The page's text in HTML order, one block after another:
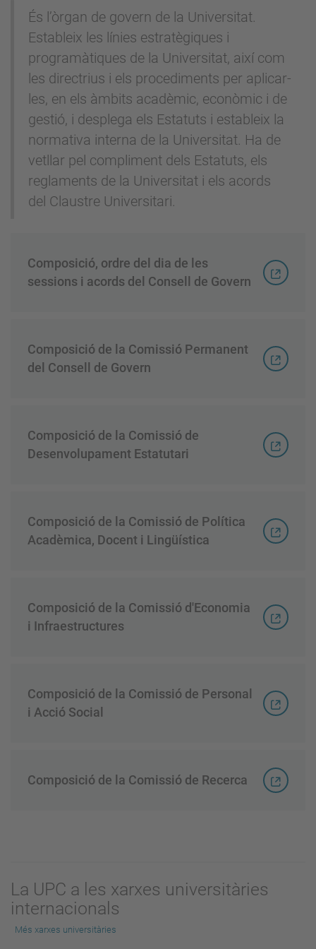
És l’òrgan de govern de la Universitat.
Estableix les línies estratègiques i
programàtiques de la Universitat, així com
les directrius i els procediments per aplicar-
les, en els àmbits acadèmic, econòmic i de
gestió, i desplega els Estatuts i estableix la
normativa interna de la Universitat. Ha de
vetllar pel compliment dels Estatuts, els
reglaments de la Universitat i els acords
del Claustre Universitari.
Composició, ordre del dia de les
sessions i acords del Consell de Govern
Composició de la Comissió Permanent
del Consell de Govern
Composició de la Comissió de
Desenvolupament Estatutari
Composició de la Comissió de Política
Acadèmica, Docent i Lingüística
Composició de la Comissió d'Economia
i Infraestructures
Composició de la Comissió de Personal
i Acció Social
Composició de la Comissió de Recerca
La UPC a les xarxes universitàries
internacionals
Més xarxes universitàries